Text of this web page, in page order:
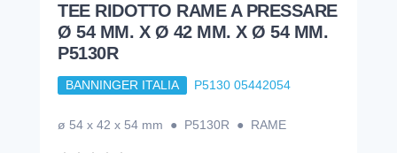
TEE RIDOTTO RAME A PRESSARE
Ø 54 MM. X Ø 42 MM. X Ø 54 MM.
P5130R
BANNINGER ITALIA P5130 05442054
ø 54 x 42 x 54 mm ● P5130R ● RAME